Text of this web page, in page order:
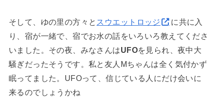
そして、ゆの里の方々と スウエットロッジ
に共に入
り、宿が一緒で、宿でお水の話をいろいろ教えてくださ
いました。その夜、みなさんはUFOを見られ、夜中大
騒ぎだったそうです。私と友人Mちゃんは全く気付かず
眠ってました。UFOって、信じている人にだけ会いに
来るのでしょうかね